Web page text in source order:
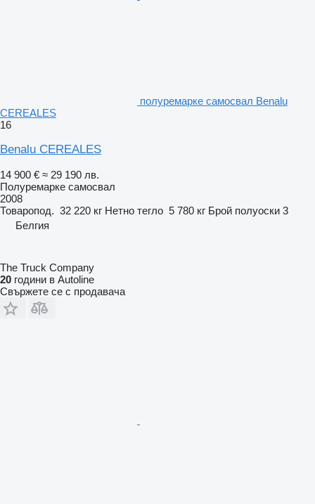
полуремарке самосвал Benalu
CEREALES
16
Benalu CEREALES
14 900 € ≈ 29 190 лв.
Полуремарке самосвал
2008
Товаропод. 32 220 кг Нетно тегло 5 780 кг Брой полуоски 3
Белгия
The Truck Company
20 години в Autoline
Свържете се с продавача